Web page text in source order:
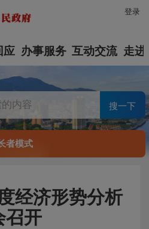
登录
应 办事服务 互动交流 走进
搜一下
者模式
经济形势分析
召开